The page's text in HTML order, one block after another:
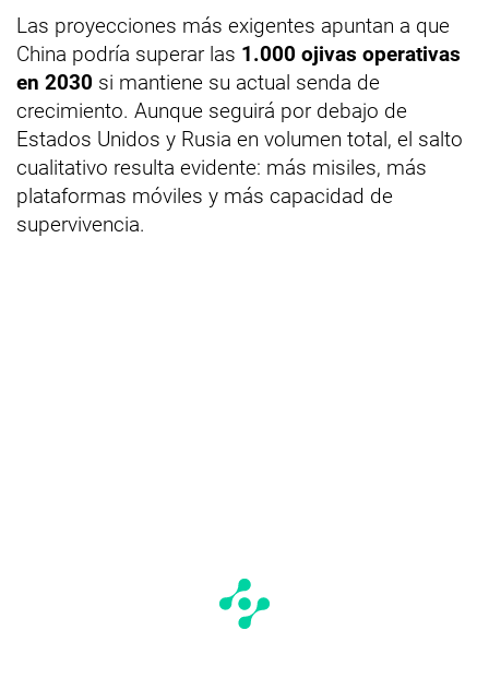
Las proyecciones más exigentes apuntan a que
China podría superar las 1.000 ojivas operativas
en 2030 si mantiene su actual senda de
crecimiento. Aunque seguirá por debajo de
Estados Unidos y Rusia en volumen total, el salto
cualitativo resulta evidente: más misiles, más
plataformas móviles y más capacidad de
supervivencia.